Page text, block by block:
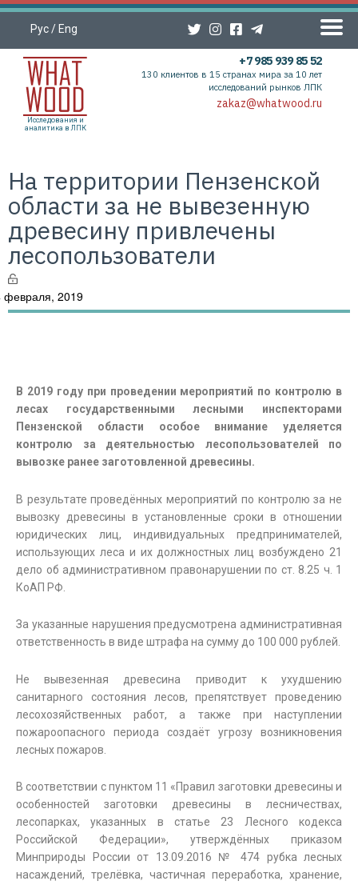
Рус/ Eng
Исследования и
аналитика в ЛПК
+7 985 939 85 52
130 клиентов в 15 странах мира за 10 лет
исследований рынков ЛПК
zakaz@whatwood.ru
На территории Пензенской
области за не вывезенную
древесину привлечены
лесопользователи
февраля, 2019
В 2019 году при проведении мероприятий по контролю в
лесах государственными лесными инспекторами
Пензенской области особое внимание уделяется
контролю за деятельностью лесопользователей по
вывозке ранее заготовленной древесины.
В результате проведённых мероприятий по контролю за не
вывозку древесины в установленные сроки в отношении
юридических лиц, индивидуальных предпринимателей,
использующих леса и их должностных лиц возбуждено 21
дело об административном правонарушении по ст. 8.25 ч. 1
КоАП РФ.
За указанные нарушения предусмотрена административная
ответственность в виде штрафа на сумму до 100 000 рублей.
Не вывезенная древесина приводит к ухудшению
санитарного состояния лесов, препятствует проведению
лесохозяйственных работ, а также при наступлении
пожароопасного периода создаёт угрозу возникновения
лесных пожаров.
В соответствии с пунктом 11 «Правил заготовки древесины и
особенностей заготовки древесины в лесничествах,
лесопарках, указанных в статье 23 Лесного кодекса
Российской Федерации», утверждённых приказом
Минприроды России от 13.09.2016 № 474 рубка лесных
насаждений, трелёвка, частичная переработка, хранение,